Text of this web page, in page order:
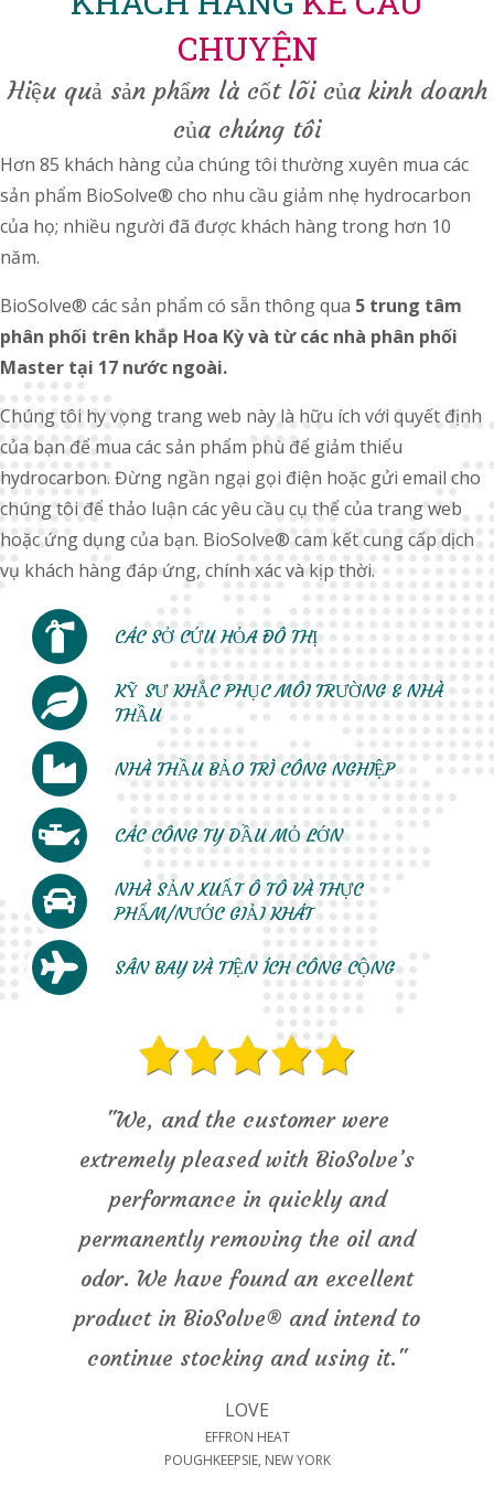
CHUYỆN
Hiệu quả sản phẩm là cốt lõi của kinh doanh
của chúng tôi
Hơn 85 khách hàng của chúng tôi thường xuyên mua các
sản phẩm BioSolve® cho nhu cầu giảm nhẹ hydrocarbon
của họ; nhiều người đã được khách hàng trong hơn 10
năm.
BioSolve® các sản phẩm có sẵn thông qua 5 trung tâm
phân phối trên khắp Hoa Kỳ và từ các nhà phân phối
Master tại 17 nước ngoài.
Chúng tôi hy vọng trang web này là hữu ích với quyết định
của bạn để mua các sản phẩm phù để giảm thiểu
hydrocarbon. Đừng ngần ngại gọi điện hoặc gửi email cho
chúng tôi để thảo luận các yêu cầu cụ thể của trang web
hoặc ứng dụng của bạn. BioSolve® cam kết cung cấp dịch
vụ khách hàng đáp ứng, chính xác và kịp thời.
CÁC SỞ CỨU HỎA ĐÔ THỊ
KỸ SƯ KHẮC PHỤC MÔI TRƯỜNG & NHÀ
THẦU
NHÀ THẦU BẢO TRÌ CÔNG NGHIỆP
CÁC CÔNG TY DẦU MỎ LỚN
NHÀ SẢN XUẤT Ô TÔ VÀ THỰC
PHẨM/NƯỚC GIẢI KHÁT
SÂN BAY VÀ TIỆN ÍCH CÔNG CỘNG
"After application [of BioSolve]
odors were reduced to non-existent
and no further complaints were
made. Re-application of BioSolve®
was also used when soil was moved
or turned."
MANAGER
NEW SOUTH WALES, AUSTRALIA